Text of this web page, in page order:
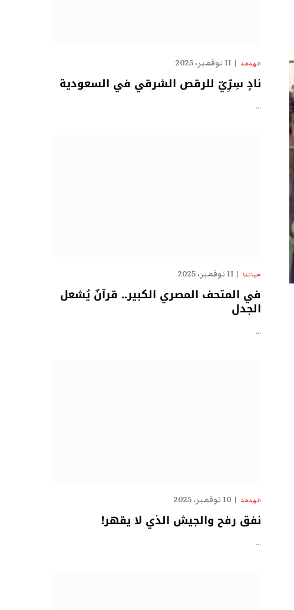
الهدهد 11 نوفمبر، 2025
نادٍ سِرِّيّ للرقص الشرقي في السعودية
…
حياتنا 11 نوفمبر، 2025
في المتحف المصري الكبير.. قرآنٌ يُشعل
الجدل
…
الهدهد 10 نوفمبر، 2025
نفق رفح والجيش الذي لا يقهر!
…